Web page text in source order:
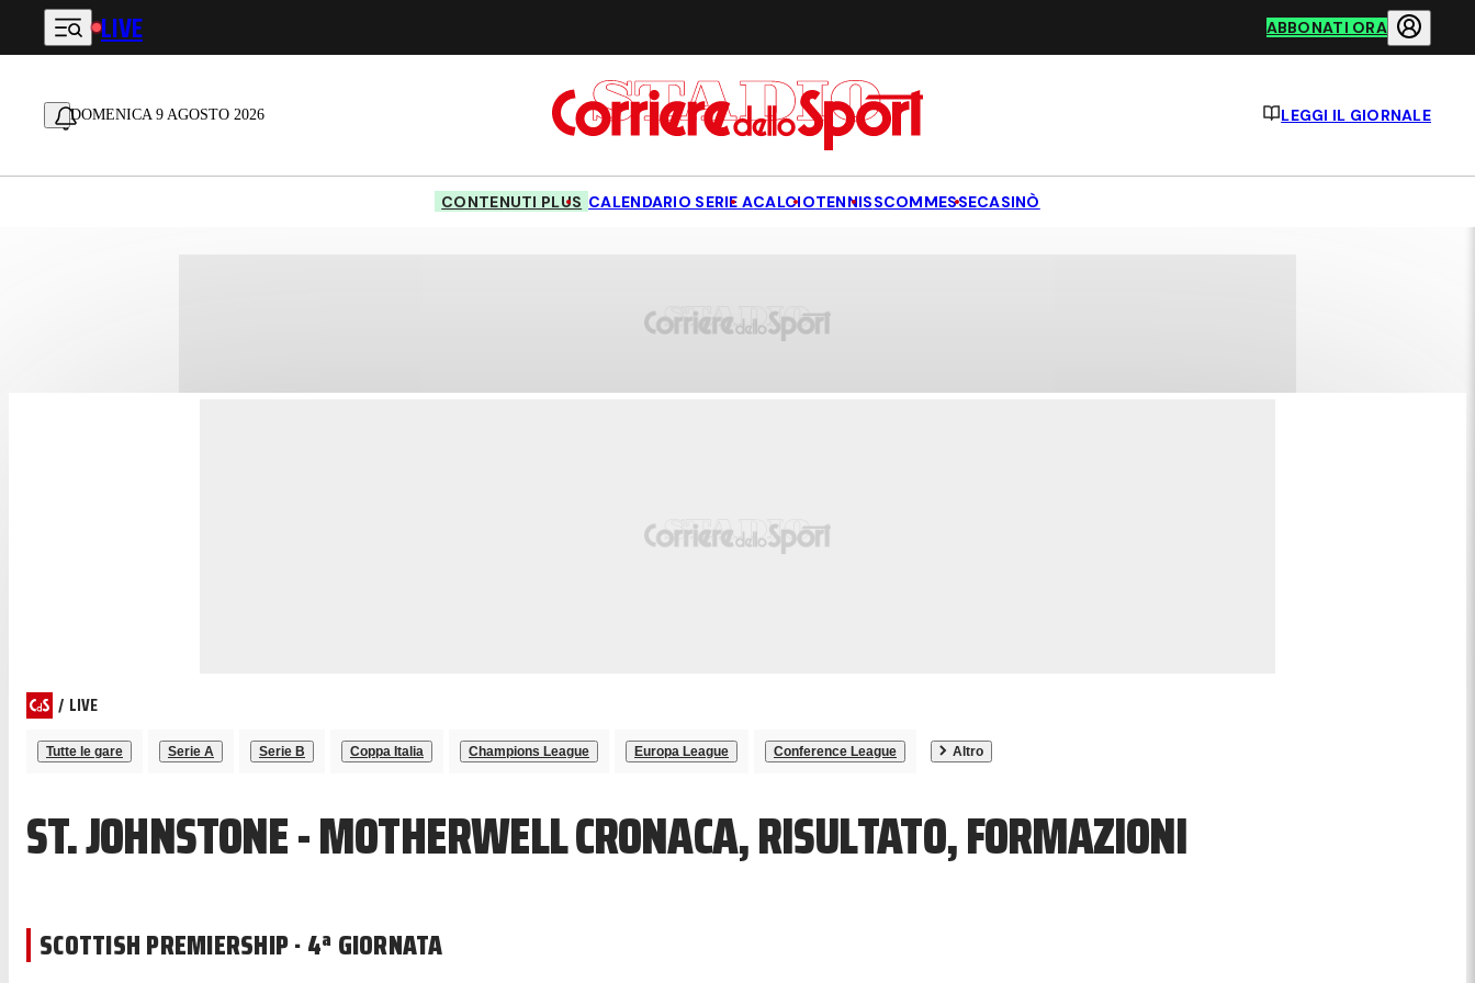
Vai al contenuto principale
LIVE ABBONATI ORA
DOMENICA 9 AGOSTO 2026 LEGGI IL GIORNALE
CONTENUTI PLUS CALENDARIO SERIE ACALCIOTENNISSCOMMESSECASINÒ
/ LIVE
Tutte le gare Serie A Serie B Coppa Italia Champions League Europa League Conference League Altro
ST. JOHNSTONE - MOTHERWELL CRONACA, RISULTATO, FORMAZIONI
SCOTTISH PREMIERSHIP · 4ª GIORNATA